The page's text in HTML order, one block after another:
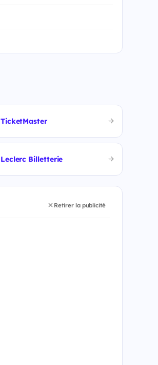
TicketMaster
Leclerc Billetterie
Retirer la publicité